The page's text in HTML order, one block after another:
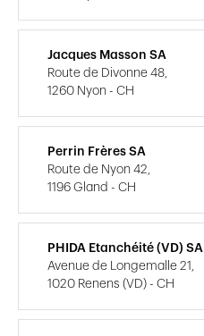
Jacques Masson SA
Route de Divonne 48,
1260 Nyon - CH
Perrin Frères SA
Route de Nyon 42,
1196 Gland - CH
PHIDA Etanchéité (VD) SA
Avenue de Longemalle 21,
1020 Renens (VD) - CH